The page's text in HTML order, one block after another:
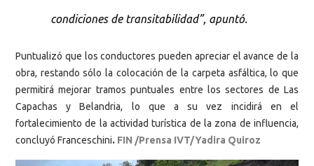
condiciones de transitabilidad”, apuntó.
Puntualizó que los conductores pueden apreciar el avance de la
obra, restando sólo la colocación de la carpeta asfáltica, lo que
permitirá mejorar tramos puntuales entre los sectores de Las
Capachas y Belandria, lo que a su vez incidirá en el
fortalecimiento de la actividad turística de la zona de influencia,
concluyó Franceschini. FIN /Prensa IVT/Yadira Quiroz